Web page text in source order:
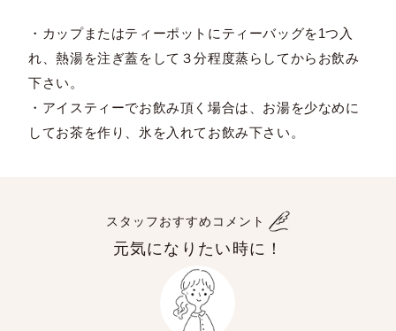
・カップまたはティーポットにティーバッグを1つ入
れ、熱湯を注ぎ蓋をして３分程度蒸らしてからお飲み
下さい。
・アイスティーでお飲み頂く場合は、お湯を少なめに
してお茶を作り、氷を入れてお飲み下さい。
スタッフおすすめコメント
元気になりたい時に！